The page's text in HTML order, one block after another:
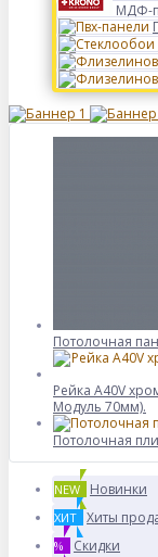
МДФ-
Потолочная
Рейка A40V
Модуль 70мм).
Потолочная
NEW Новинки
ХИТ Хиты
% Скидки